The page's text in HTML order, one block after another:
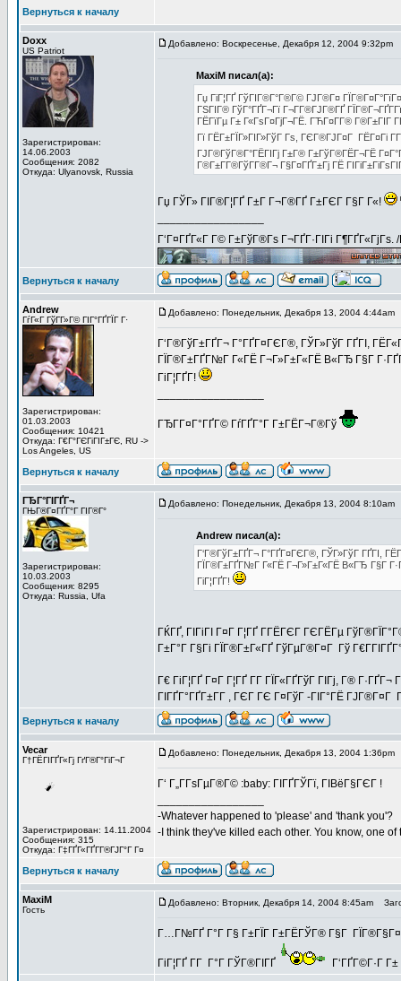
Вернуться к началу
Doxx
US Patriot
Зарегистрирован:
14.06.2003
Сообщения: 2082
Откуда: Ulyanovsk, Russia
Добавлено: Воскресенье, Декабря 12, 2004 9:32pm
MaxiM писал(а):
Гџ ГіГ¦ГҐ ГўГІГ®Г°Г®Г© ГЈГ®Г¤
ГЅГІГ® ГўГ°ГҐГ¬Гї Г¬Г­Г®ГЈГ®ГҐ
ГЁГїГµ Г± Г«ГѕГ¤ГјГ¬ГЁ. ГЋГ¤Г­Г® Г®Г±ГІГ
Гї ГЁГ±ГЇГ»ГІГ»ГўГ Гѕ, ГЄГ®ГЈГ¤Г ГЁГ¤Гі
ГЈГ®ГўГ®Г°ГЁГІГј Г±Г® Г±ГўГ®ГЁГ¬ГЁ
Г®Г±Г­Г®ГўГ­Г®Г¬ Г§Г¤ГҐГ±Гј ГЁ
Гџ ГЎГ» ГІГ®Г¦ГҐ Г±Г Г¬Г®ГҐ Г±ГЄГ Г§Г Г«!
Г‘Г¤ГҐГ«Г Г© Г±ГўГ®Гѕ Г¬ГҐГ·ГІГі Г¶ГҐГ«ГјГѕ.
Вернуться к началу
Andrew
ГѓГ«Г ГўГ­Г»Г© ГІГ°ГҐГЇГ Г·
Зарегистрирован:
01.03.2003
Сообщения: 10421
Откуда: Г€Г°ГЄГіГІГ±ГЄ, RU ->
Los Angeles, US
Добавлено: Понедельник, Декабря 13, 2004 4:44am
Г‘Г®ГўГ±ГҐГ¬ Г°ГҐГ¤ГЄГ®, ГЎГ»ГўГ ГҐГІ,
ГЇГ®Г±ГҐГ№Г Г«ГЁ Г¬Г»Г±Г«ГЁ В«ГЂ Г§Г
ГіГ¦ГҐГ­!
ГЂГ­Г¤Г°ГҐГ© ГѓГҐГ°Г Г±ГЁГ¬Г®Гў
Вернуться к началу
ГЂГ°ГІГҐГ¬
ГЊГ®Г¤ГҐГ°Г ГІГ®Г°
Зарегистрирован:
10.03.2003
Сообщения: 8295
Откуда: Russia, Ufa
Добавлено: Понедельник, Декабря 13, 2004 8:10am
Andrew писал(а):
Г‘Г®ГўГ±ГҐГ¬ Г°ГҐГ¤ГЄГ®, ГЎГ»ГўГ ГҐГІ,
ГЇГ®Г±ГҐГ№Г Г«ГЁ Г¬Г»Г±Г«ГЁ В«ГЂ Г§Г
ГіГ¦ГҐГ­!
ГЌГҐ, ГІГіГІ Г¤Г Г¦ГҐ Г­ГЁГЄГ ГЄГЁГµ
Г±Г°Г Г§Гі ГЇГ®Г±Г«ГҐ ГўГµГ®Г¤Г Гў
Г€ ГіГ¦ГҐ Г¤Г Г¦ГҐ Г­Г ГЇГ«ГҐГўГ ГІГј, Г®
ГІГҐГ°ГҐГ±Г­Г , ГЄГ ГЄ Г¤ГўГ -ГІГ°ГЁ ГЈГ®Г¤Г
Вернуться к началу
Vecar
Г†ГЁГІГҐГ«Гј ГґГ®Г°ГіГ¬Г
Зарегистрирован: 14.11.2004
Сообщения: 315
Откуда: Г‡ГҐГ«ГҐГ­Г®ГЈГ°Г Г¤
Добавлено: Понедельник, Декабря 13, 2004 1:36pm
Г‘ Г„Г­ГѕГµГ®Г© :baby: ГІГҐГЎГї, ГІВёГ§ГЄГ !
-Whatever happened to 'please' and 'thank you'?
-I think they've killed each other. You know, one
Вернуться к началу
MaxiM
Гость
Добавлено: Вторник, Декабря 14, 2004 8:45am
Г…Г№ГҐ Г°Г Г§ Г±ГЇГ Г±ГЁГЎГ® Г§Г
ГіГ¦ГҐ Г­Г Г°Г ГЎГ®ГІГҐ Г‘ГҐГ©Г·Г